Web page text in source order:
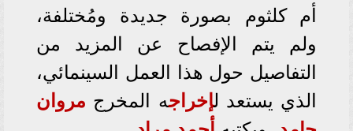
أم كلثوم بصورة جديدة ومُختلفة،
ولم يتم الإفصاح عن المزيد من
التفاصيل حول هذا العمل السينمائي،
الذي يستعد لإخراجه المخرج مروان